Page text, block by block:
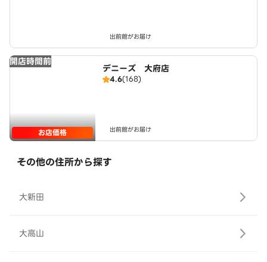
出前館がお届け
開店時間前
お店価格
デニーズ 大府店
4.6(168)
出前館がお届け
その他の住所から探す
大新田
大高山